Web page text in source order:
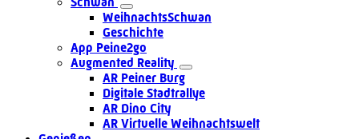
WeihnachtsSchwan
Geschichte
App Peine2go
Augmented Reality
AR Peiner Burg
Digitale Stadtrallye
AR Dino City
AR Virtuelle Weihnachtswelt